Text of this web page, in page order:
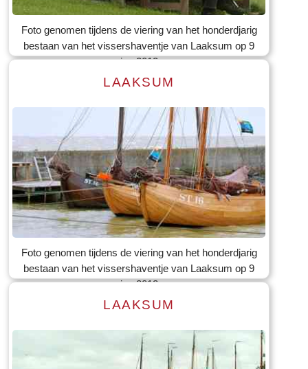
Tekst: © Foto: © Bauke Folkertsma
Foto genomen tijdens de viering van het honderdjarig
bestaan van het vissershaventje van Laaksum op 9
jun 2012
Lees meer
Tekst: © Foto: © Bauke Folkertsma
LAAKSUM
Foto genomen tijdens de viering van het honderdjarig
bestaan van het vissershaventje van Laaksum op 9
jun 2012
LAAKSUM